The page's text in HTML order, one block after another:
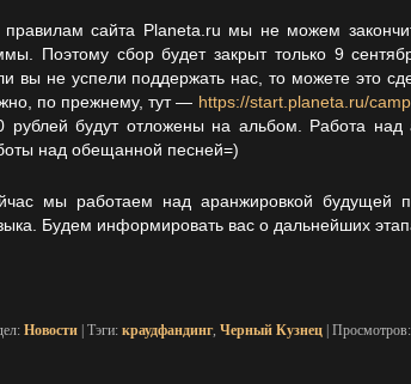
сайта Planeta.ru мы не можем
Поэтому сбор будет закрыт только 9
вы не успели поддержать нас, то можете это
по прежнему, тут — https://start.planeta.ru/
рублей будут отложены на альбом. Работа над
над обещанной песней=)
мы работаем над аранжировкой будущей
Будем информировать вас о дальнейших
Новости | Тэги: краудфандинг, Черный Кузнец |